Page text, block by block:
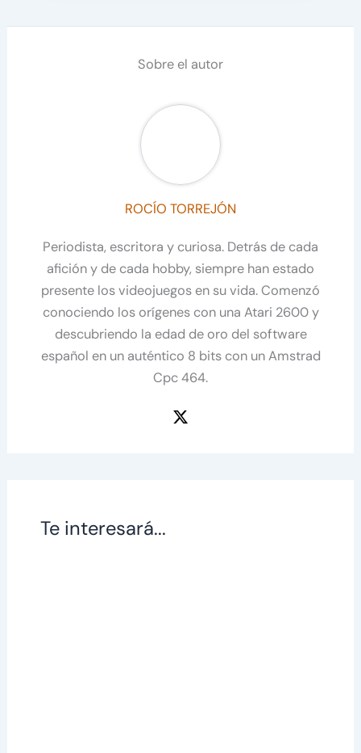
Sobre el autor
ROCÍO TORREJÓN
Periodista, escritora y curiosa. Detrás de cada
afición y de cada hobby, siempre han estado
presente los videojuegos en su vida. Comenzó
conociendo los orígenes con una Atari 2600 y
descubriendo la edad de oro del software
español en un auténtico 8 bits con un Amstrad
Cpc 464.
Te interesará...